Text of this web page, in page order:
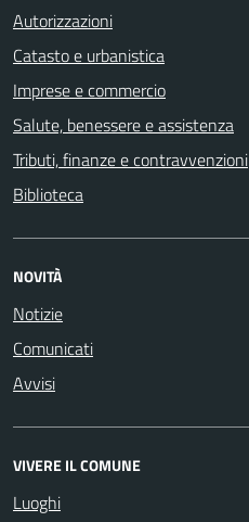
Autorizzazioni
Catasto e urbanistica
Imprese e commercio
Salute, benessere e assistenza
Tributi, finanze e contravvenzioni
Biblioteca
NOVITÀ
Notizie
Comunicati
Avvisi
VIVERE IL COMUNE
Luoghi